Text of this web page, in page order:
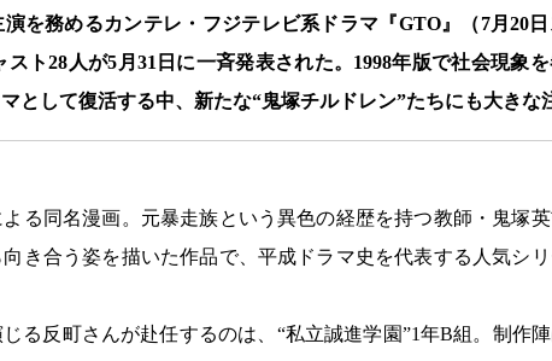
を務めるカンテレ・フジテレビ系ドラマ『GTO』（7月20
スト28人が5月31日に一斉発表された。1998年版で社会現象
として復活する中、新たな“鬼塚チルドレン”たちにも大きな
る同名漫画。元暴走族という異色の経歴を持つ教師・鬼塚
き合う姿を描いた作品で、平成ドラマ史を代表する人気シ
る反町さんが赴任するのは、“私立誠進学園”1年B組。制作